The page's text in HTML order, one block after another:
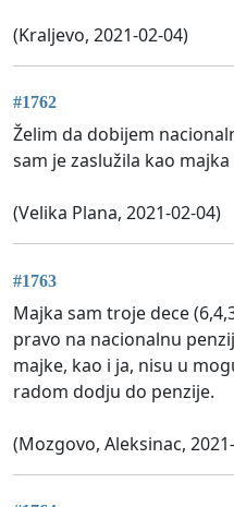
(Kraljevo, 2021-02-04)
#1762
Želim da dobijem
sam je zaslužila kao
(Velika Plana, 2021-02-04)
#1763
Majka sam troje dece
pravo na nacionalnu
majke, kao i ja, nisu u
radom dodju do penzije.
(Mozgovo, Aleksinac,